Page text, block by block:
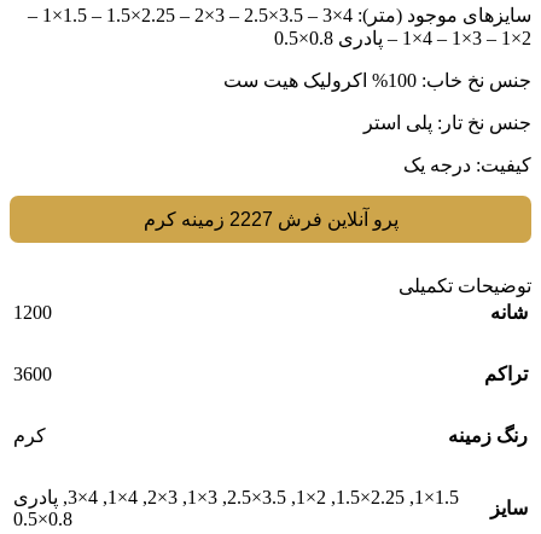
سایزهای موجود (متر): 4×3 – 3.5×2.5 – 3×2 – 2.25×1.5 – 1.5×1 –
2×1 – 3×1 – 4×1 – پادری 0.8×0.5
جنس نخ خاب: 100% اکرولیک هیت ست
جنس نخ تار: پلی استر
کیفیت: درجه یک
پرو آنلاین فرش 2227 زمینه کرم
توضیحات تکمیلی
شانه
1200
تراکم 3600
رنگ زمینه کرم
سایز
1.5×1
,
2.25×1.5
,
2×1
,
3.5×2.5
,
3×1
,
3×2
,
4×1
,
4×3
, پادری
0.8×0.5